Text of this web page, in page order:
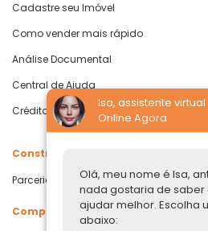
Isa, assistente virtual
Online Agora
Olá, meu nome é Isa,
nada gostaria de
ajudar melhor. Escolha
abaixo:
Cadastre seu Imóvel
Como vender mais rápido
Análise Documental
Central de Ajuda
Crédito com Garantia de Imóvel
Construtoras
Parcerias Imobiliárias
Comprar ou alugar